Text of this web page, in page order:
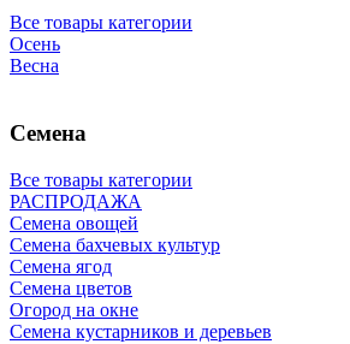
Все товары категории
Осень
Весна
Семена
Все товары категории
РАСПРОДАЖА
Семена овощей
Семена бахчевых культур
Семена ягод
Семена цветов
Огород на окне
Семена кустарников и деревьев